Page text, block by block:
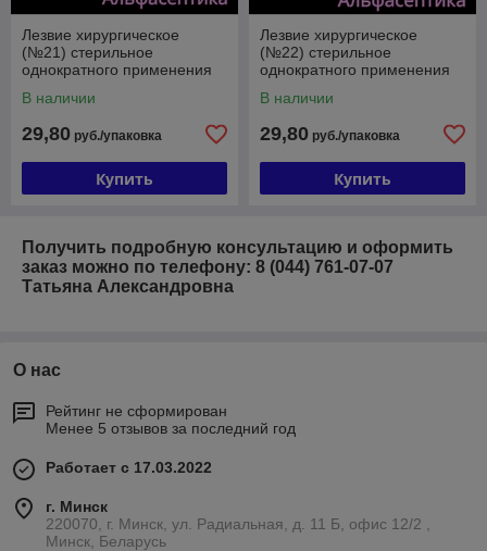
Лезвие хирургическое
(№21) стерильное
однократного применения
(упак. 100 штук) +20% НДС
В наличии
29,80 руб./упаковка
Купить
Лезвие хирургическое
(№22) стерильное
однократного применения
(упак. 100 штук) +20% НДС
В наличии
29,80 руб./упаковка
Купить
Получить подробную консультацию и оформить
заказ можно по телефону: 8 (044) 761-07-07
Татьяна Александровна
О нас
Рейтинг не сформирован
Менее 5 отзывов за последний год
Работает с 17.03.2022
г. Минск
220070, г. Минск, ул. Радиальная, д. 11 Б, офис 12/2 ,
Минск, Беларусь